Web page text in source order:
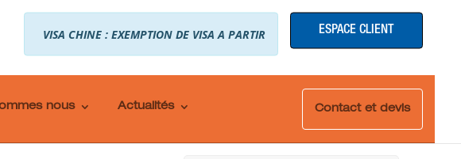
VISA CHINE : EXEMPTION DE VISA A PARTIR ESPACE CLIENT
nous Actualités Contact et devis